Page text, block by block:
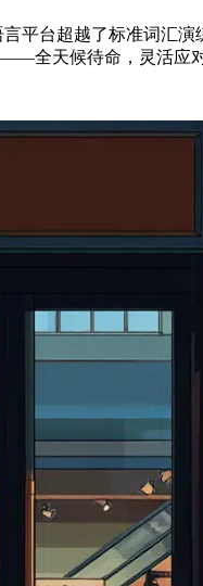
平台超越了标准词汇
全天候待命，灵活应